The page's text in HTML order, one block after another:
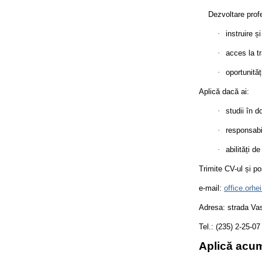
Dezvoltare
· instruire
· acces la
·
Aplică dacă ai:
· studii în
·
· abilități
Trimite CV-ul și
e-mail:
Adresa: strada
Tel.: (235) 2-25-07
Aplică